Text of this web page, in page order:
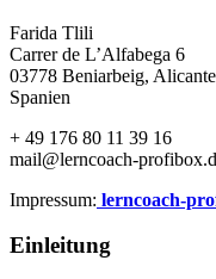
Farida Tlili
Carrer de L’Alfabega 6
03778 Beniarbeig, Alicante
Spanien
+ 49 176 80 11 39 16
mail@lerncoach-
Impressum: lerncoach-
Einleitung